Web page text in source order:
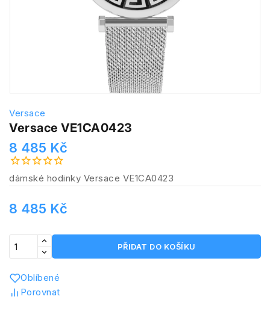
Versace
Versace VE1CA0423
8 485 Kč
dámské hodinky Versace VE1CA0423
8 485 Kč
PŘIDAT DO KOŠÍKU
Oblíbené
Porovnat